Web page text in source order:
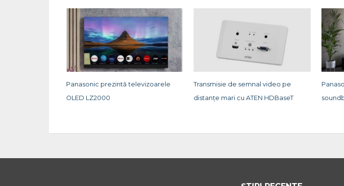
Panasonic prezintă televizoarele
OLED LZ2000
Transmisie de semnal video pe
distanțe mari cu ATEN HDBaseT